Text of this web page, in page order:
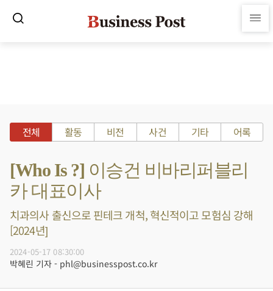
전체 활동 비전 사건 기타 어록
[Who Is ?] 이승건 비바리퍼블리
카 대표이사
치과의사 출신으로 핀테크 개척, 혁신적이고 모험심 강해
[2024년]
2024-05-17 08:30:00
박혜린 기자 - phl@businesspost.co.kr